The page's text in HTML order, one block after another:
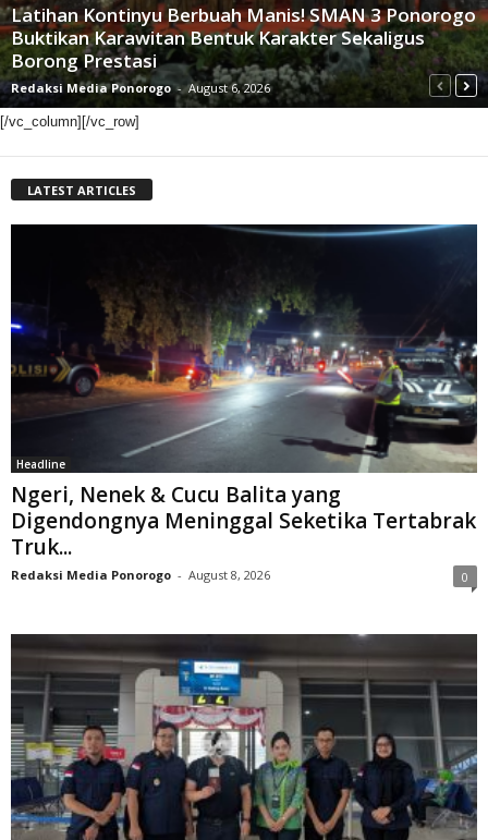
Latihan Kontinyu Berbuah Manis! SMAN 3 Ponorogo
Buktikan Karawitan Bentuk Karakter Sekaligus
Borong Prestasi
Redaksi Media Ponorogo - August 6, 2026
[/vc_column][/vc_row]
LATEST ARTICLES
Headline
Ngeri, Nenek & Cucu Balita yang
Digendongnya Meninggal Seketika Tertabrak
Truk...
Redaksi Media Ponorogo - August 8, 2026 0